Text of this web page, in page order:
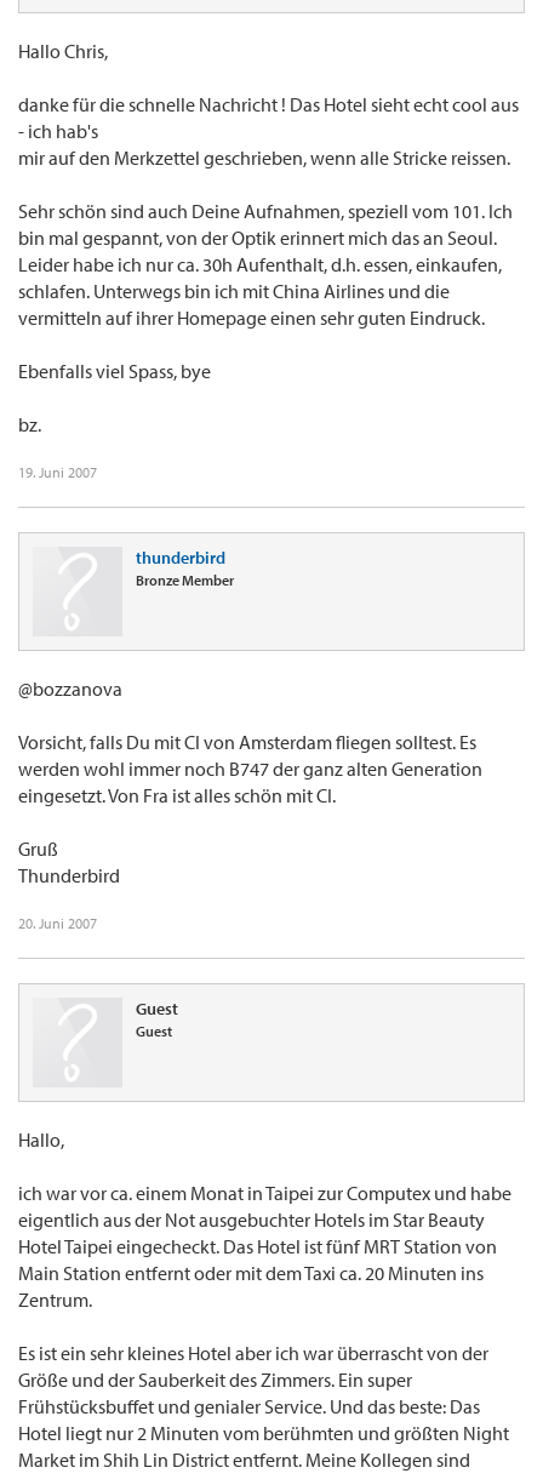
Hallo Chris,
danke für die schnelle Nachricht ! Das Hotel sieht echt cool aus
- ich hab's
mir auf den Merkzettel geschrieben, wenn alle Stricke reissen.
Sehr schön sind auch Deine Aufnahmen, speziell vom 101. Ich
bin mal gespannt, von der Optik erinnert mich das an Seoul.
Leider habe ich nur ca. 30h Aufenthalt, d.h. essen, einkaufen,
schlafen. Unterwegs bin ich mit China Airlines und die
vermitteln auf ihrer Homepage einen sehr guten Eindruck.
Ebenfalls viel Spass, bye
bz.
19. Juni 2007
thunderbird
Bronze Member
@bozzanova
Vorsicht, falls Du mit CI von Amsterdam fliegen solltest. Es
werden wohl immer noch B747 der ganz alten Generation
eingesetzt. Von Fra ist alles schön mit CI.
Gruß
Thunderbird
20. Juni 2007
Guest
Guest
Hallo,
ich war vor ca. einem Monat in Taipei zur Computex und habe
eigentlich aus der Not ausgebuchter Hotels im Star Beauty
Hotel Taipei eingecheckt. Das Hotel ist fünf MRT Station von
Main Station entfernt oder mit dem Taxi ca. 20 Minuten ins
Zentrum.
Es ist ein sehr kleines Hotel aber ich war überrascht von der
Größe und der Sauberkeit des Zimmers. Ein super
Frühstücksbuffet und genialer Service. Und das beste: Das
Hotel liegt nur 2 Minuten vom berühmten und größten Night
Market im Shih Lin District entfernt. Meine Kollegen sind